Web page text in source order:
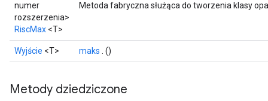
numer
rozszerzenia>
RiscMax <T>
Metoda fabryczna służąca do tworzenia klasy
Wyjście <T> maks . ()
Metody dziedziczone